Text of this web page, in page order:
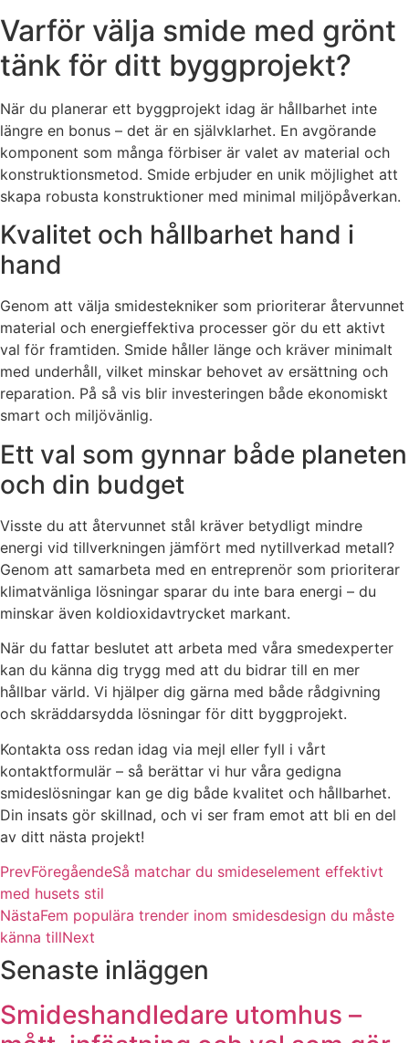
Varför välja smide med grönt
tänk för ditt byggprojekt?
När du planerar ett byggprojekt idag är hållbarhet inte
längre en bonus – det är en självklarhet. En avgörande
komponent som många förbiser är valet av material och
konstruktionsmetod. Smide erbjuder en unik möjlighet att
skapa robusta konstruktioner med minimal miljöpåverkan.
Kvalitet och hållbarhet hand i
hand
Genom att välja smidestekniker som prioriterar återvunnet
material och energieffektiva processer gör du ett aktivt
val för framtiden. Smide håller länge och kräver minimalt
med underhåll, vilket minskar behovet av ersättning och
reparation. På så vis blir investeringen både ekonomiskt
smart och miljövänlig.
Ett val som gynnar både planeten
och din budget
Visste du att återvunnet stål kräver betydligt mindre
energi vid tillverkningen jämfört med nytillverkad metall?
Genom att samarbeta med en entreprenör som prioriterar
klimatvänliga lösningar sparar du inte bara energi – du
minskar även koldioxidavtrycket markant.
När du fattar beslutet att arbeta med våra smedexperter
kan du känna dig trygg med att du bidrar till en mer
hållbar värld. Vi hjälper dig gärna med både rådgivning
och skräddarsydda lösningar för ditt byggprojekt.
Kontakta oss redan idag via mejl eller fyll i vårt
kontaktformulär – så berättar vi hur våra gedigna
smideslösningar kan ge dig både kvalitet och hållbarhet.
Din insats gör skillnad, och vi ser fram emot att bli en del
av ditt nästa projekt!
PrevFöregåendeSå matchar du smideselement effektivt
med husets stil
NästaFem populära trender inom smidesdesign du måste
känna tillNext
Senaste inläggen
Smideshandledare utomhus –